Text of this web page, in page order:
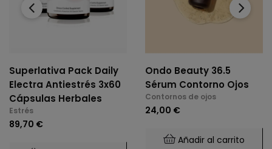
Superlativa Pack Daily
Electra Antiestrés 3x60
Cápsulas Herbales
Estrés
89,70 €
Ondo Beauty 36.5
Sérum Contorno Ojos
Contornos de ojos
24,00 €
Añadir al carrito